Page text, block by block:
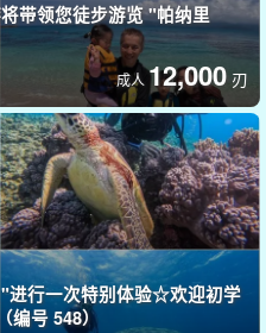
带领您徒步游览 "帕纳里
成人 12,000 刃
进行一次特别体验☆欢迎初学
编号 548）